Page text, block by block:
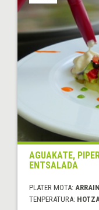
AGUAKATE,
ENTSALADA
PLATER MOTA:
TENPERATURA: